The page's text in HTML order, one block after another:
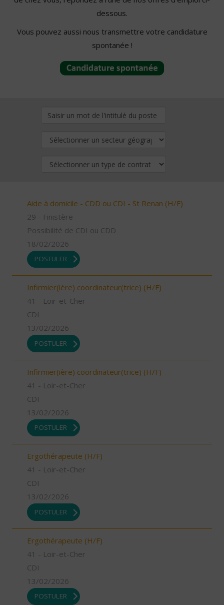
dessous.
Vous pouvez aussi nous transmettre votre candidature
spontanée !
Aide à domicile - CDD ou CDI - St Renan (H/F)
29 - Finistère
Possibilité de CDI ou CDD
18/02/2026
POSTULER
Infirmier(ière) coordinateur(trice) (H/F)
41 - Loir-et-Cher
CDI
13/02/2026
POSTULER
Infirmier(ière) coordinateur(trice) (H/F)
41 - Loir-et-Cher
CDI
13/02/2026
POSTULER
Ergothérapeute (H/F)
41 - Loir-et-Cher
CDI
13/02/2026
POSTULER
Ergothérapeute (H/F)
41 - Loir-et-Cher
CDI
13/02/2026
POSTULER